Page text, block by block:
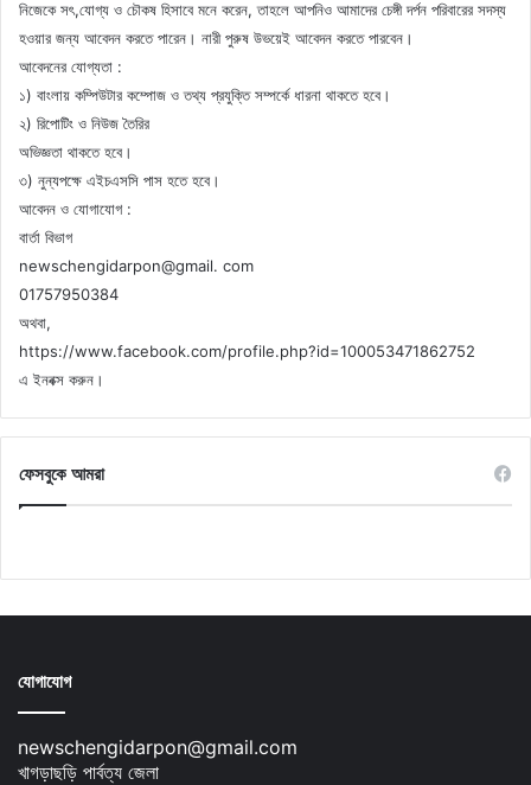
নিজেকে সৎ,যোগ্য ও চৌকষ হিসাবে মনে করেন, তাহলে আপনিও আমাদের চেঙ্গী দর্পন পরিবারের সদস্য
হওয়ার জন্য আবেদন করতে পারেন। নারী পুরুষ উভয়েই আবেদন করতে পারবেন।
আবেদনের যোগ্যতা :
১) বাংলায় কম্পিউটার কম্পোজ ও তথ্য প্রযুক্তি সম্পর্কে ধারনা থাকতে হবে।
২) রিপোটিং ও নিউজ তৈরির
অভিজ্ঞতা থাকতে হবে।
৩) নুন্যপক্ষে এইচএসসি পাস হতে হবে।
আবেদন ও যোগাযোগ :
বার্তা বিভাগ
newschengidarpon@gmail. com
01757950384
অথবা,
https://www.facebook.com/profile.php?id=100053471862752
এ ইনবক্স করুন।
ফেসবুকে আমরা
যোগাযোগ
newschengidarpon@gmail.com
খাগড়াছড়ি পার্বত্য জেলা